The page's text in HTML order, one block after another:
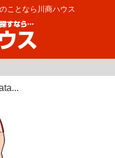
ことなら川商ハウス